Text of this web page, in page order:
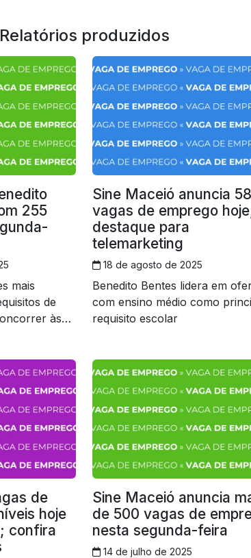
Relatórios produzidos
255
mais
de
às
Sine Maceió anuncia
vagas de emprego
destaque para
telemarketing
18 de agosto de 2025
Benedito Bentes lidera em
com ensino médio como
requisito escolar
de
hoje
confira
Sine Maceió anuncia
de 500 vagas de
nesta segunda-feira
14 de julho de 2025